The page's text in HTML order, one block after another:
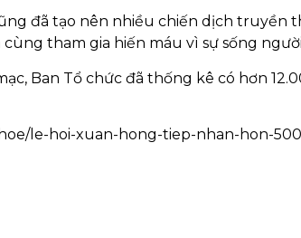
đã tạo nên nhiều chiến dịch truyền
tham gia hiến máu vì sự sống
Ban Tổ chức đã thống kê có hơn
le-hoi-xuan-hong-tiep-nhan-hon-